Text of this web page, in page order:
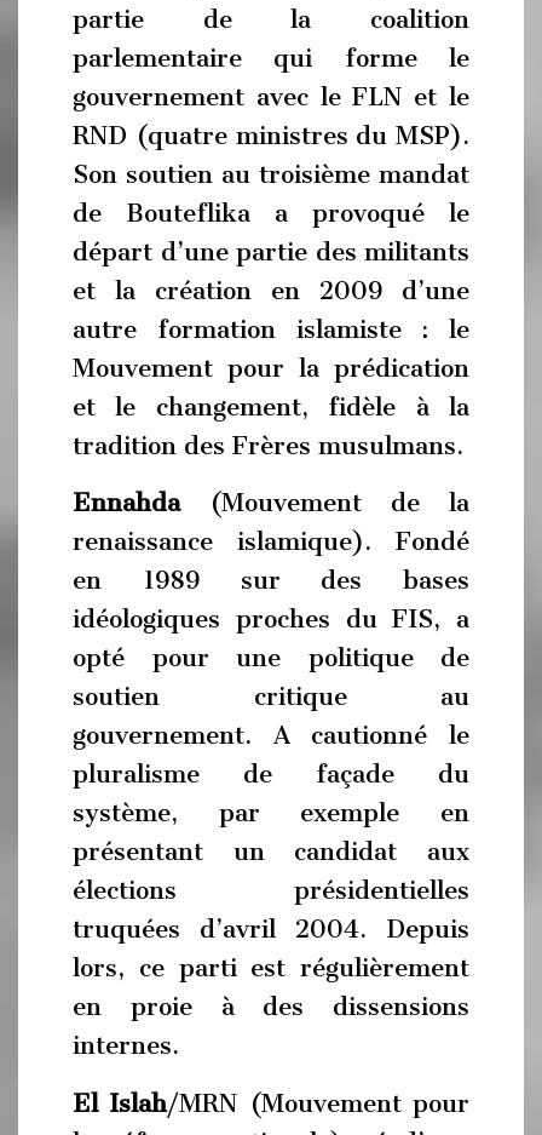
partie de la coalition
parlementaire qui forme le
gouvernement avec le FLN et le
RND (quatre ministres du MSP).
Son soutien au troisième mandat
de Bouteflika a provoqué le
départ d’une partie des militants
et la création en 2009 d’une
autre formation islamiste : le
Mouvement pour la prédication
et le changement, fidèle à la
tradition des Frères musulmans.
Ennahda(Mouvement de la
renaissance islamique). Fondé
en 1989 sur des bases
idéologiques proches du FIS, a
opté pour une politique de
soutien critique au
gouvernement. A cautionné le
pluralisme de façade du
système, par exemple en
présentant un candidat aux
élections présidentielles
truquées d’avril 2004. Depuis
lors, ce parti est régulièrement
en proie à des dissensions
internes.
El Islah/MRN (Mouvement pour